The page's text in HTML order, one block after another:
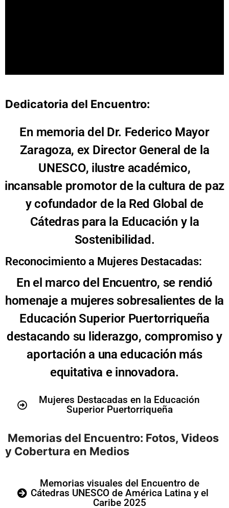
Dedicatoria del Encuentro:
En memoria del Dr. Federico Mayor
Zaragoza, ex Director General de la
UNESCO, ilustre académico,
incansable promotor de la cultura de paz
y cofundador de la Red Global de
Cátedras para la Educación y la
Sostenibilidad.
Reconocimiento a Mujeres Destacadas:
En el marco del Encuentro, se rendió
homenaje a mujeres sobresalientes de la
Educación Superior Puertorriqueña
destacando su liderazgo, compromiso y
aportación a una educación más
equitativa e innovadora.
Mujeres Destacadas en la Educación
Superior Puertorriqueña
Memorias del Encuentro: Fotos, Videos
y Cobertura en Medios
Memorias visuales del Encuentro de
Cátedras UNESCO de América Latina y el
Caribe 2025